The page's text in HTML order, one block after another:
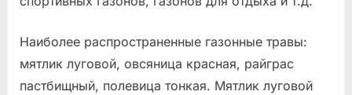
Наиболее распространенные газонные травы:
мятлик луговой, овсяница красная, райграс
пастбищный, полевица тонкая. Мятлик луговой